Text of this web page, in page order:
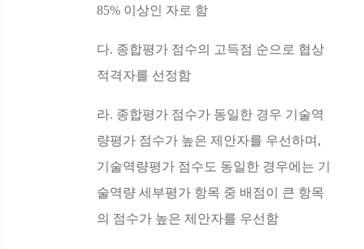
85% 이상인 자로 함
다. 종합평가 점수의 고득점 순으로 협상
적격자를 선정함
라. 종합평가 점수가 동일한 경우 기술역
량평가 점수가 높은 제안자를 우선하며 ,
기술역량평가 점수도 동일한 경우에는 기
술역량 세부평가 항목 중 배점이 큰 항목
의 점수가 높은 제안자를 우선함